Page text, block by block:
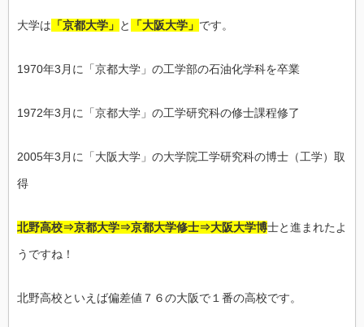
大学は 「京都大学」 と 「大阪大学」 です。
1970年3月に「京都大学」の工学部の石油化学科を卒業
1972年3月に「京都大学」の工学研究科の修士課程修了
2005年3月に「大阪大学」の大学院工学研究科の博士（工学）取
得
北野高校⇒京都大学⇒京都大学修士⇒大阪大学博士と進まれたよ
うですね！
北野高校といえば偏差値７６の大阪で１番の高校です。